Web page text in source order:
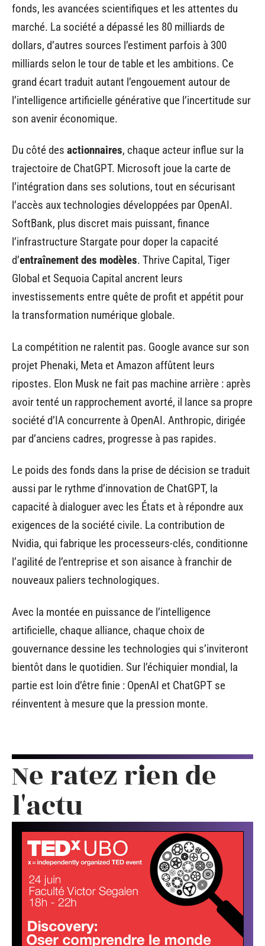
fonds, les avancées scientifiques et les attentes du
marché. La société a dépassé les 80 milliards de
dollars, d’autres sources l’estiment parfois à 300
milliards selon le tour de table et les ambitions. Ce
grand écart traduit autant l’engouement autour de
l’intelligence artificielle générative que l’incertitude sur
son avenir économique.
Du côté des actionnaires, chaque acteur influe sur la
trajectoire de ChatGPT. Microsoft joue la carte de
l’intégration dans ses solutions, tout en sécurisant
l’accès aux technologies développées par OpenAI.
SoftBank, plus discret mais puissant, finance
l’infrastructure Stargate pour doper la capacité
d’entraînement des modèles. Thrive Capital, Tiger
Global et Sequoia Capital ancrent leurs
investissements entre quête de profit et appétit pour
la transformation numérique globale.
La compétition ne ralentit pas. Google avance sur son
projet Phenaki, Meta et Amazon affûtent leurs
ripostes. Elon Musk ne fait pas machine arrière : après
avoir tenté un rapprochement avorté, il lance sa propre
société d’IA concurrente à OpenAI. Anthropic, dirigée
par d’anciens cadres, progresse à pas rapides.
Le poids des fonds dans la prise de décision se traduit
aussi par le rythme d’innovation de ChatGPT, la
capacité à dialoguer avec les États et à répondre aux
exigences de la société civile. La contribution de
Nvidia, qui fabrique les processeurs-clés, conditionne
l’agilité de l’entreprise et son aisance à franchir de
nouveaux paliers technologiques.
Avec la montée en puissance de l’intelligence
artificielle, chaque alliance, chaque choix de
gouvernance dessine les technologies qui s’inviteront
bientôt dans le quotidien. Sur l’échiquier mondial, la
partie est loin d’être finie : OpenAI et ChatGPT se
réinventent à mesure que la pression monte.
Ne ratez rien de
l'actu